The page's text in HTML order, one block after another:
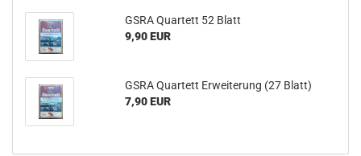
GSRA Quartett 52 Blatt
9,90 EUR
GSRA Quartett Erweiterung (27 Blatt)
7,90 EUR